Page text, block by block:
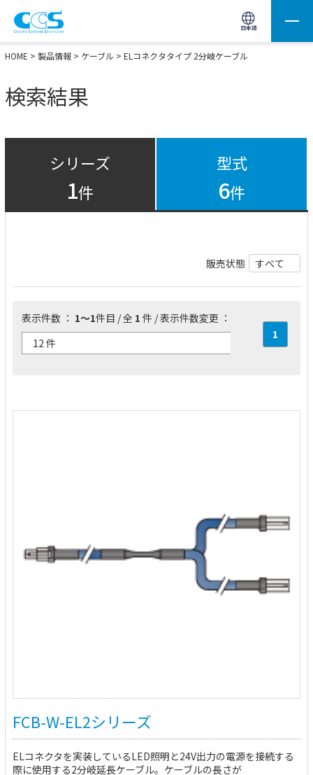
日本語
画像処理用の製品検索 サイト内検索(Enterで実行)
HOME > 製品情報 > ケーブル > ELコネクタタイプ 2分岐ケーブル
検索結果
シリーズ
1件
型式
6件
販売状態
表示件数 ： 1～1件目 / 全 1 件 / 表示件数変更 ：
1
FCB-W-EL2シリーズ
ELコネクタを実装しているLED照明と24V出力の電源を接続する
際に使用する2分岐延長ケーブル。ケーブルの長さが